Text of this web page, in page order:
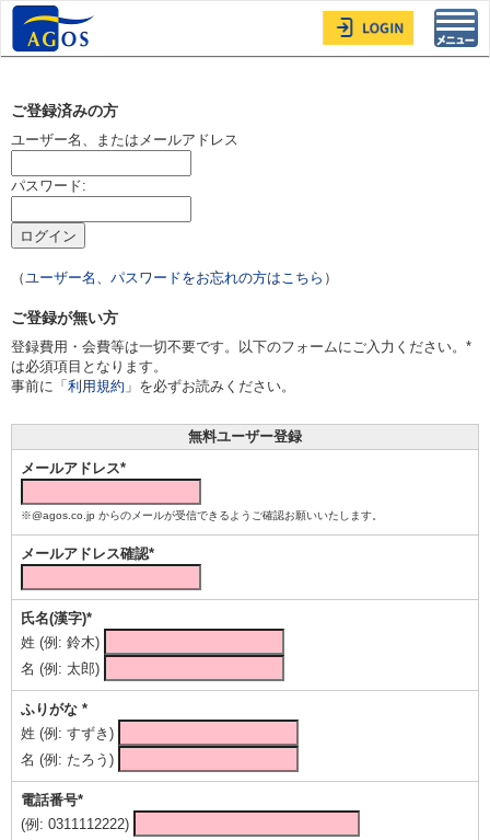
ご登録済みの方
ユーザー名、またはメールアドレス
パスワード:
（ユーザー名、パスワードをお忘れの方はこちら ）
ご登録が無い方
登録費用・会費等は一切不要です。以下のフォームにご入力ください。*
は必須項目となります。
事前に「 利用規約 」を必ずお読みください。
無料ユーザー登録
メールアドレス*
※@agos.co.jp からのメールが受信できるようご確認お願いいたします。
メールアドレス確認*
氏名(漢字)*
姓 (例: 鈴木)
名 (例: 太郎)
ふりがな *
姓 (例: すずき)
名 (例: たろう)
電話番号*
(例: 0311112222)